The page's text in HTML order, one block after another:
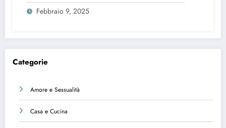
Febbraio 9, 2025
Categorie
Amore e Sessualità
Casa e Cucina